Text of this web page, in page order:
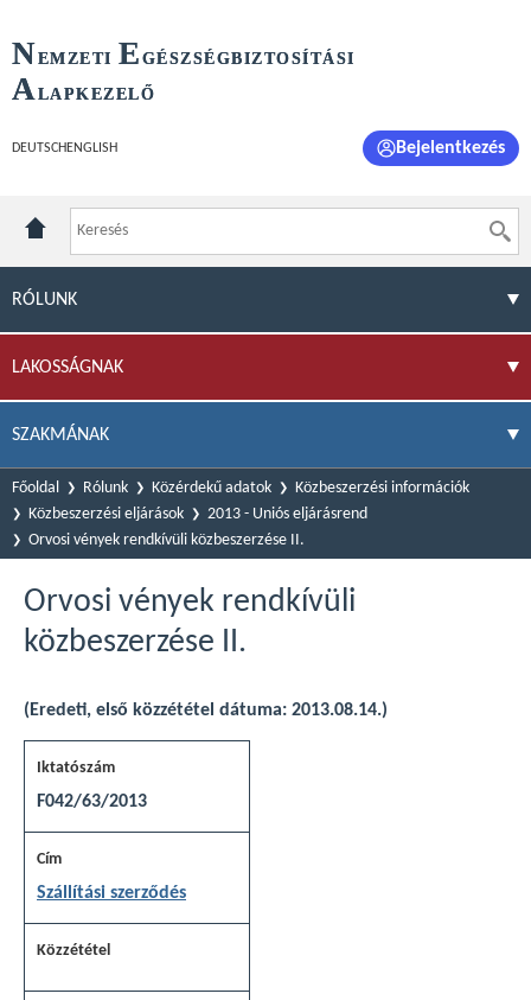
NEMZETI E GÉSZSÉGBIZTOSÍTÁSI
ALAPKEZELŐ
DEUTSCH ENGLISH Bejelentkezés
RÓLUNK
LAKOSSÁGNAK
SZAKMÁNAK
Főoldal Rólunk Közérdekű adatok
Közbeszerzési információk
Közbeszerzési eljárások
2013 - Uniós eljárásrend
Orvosi vények rendkívüli közbeszerzése II.
Orvosi vények rendkívüli
közbeszerzése II.
(Eredeti, első közzététel dátuma: 2013.08.14.)
F042/63/2013
Szállítási szerződés